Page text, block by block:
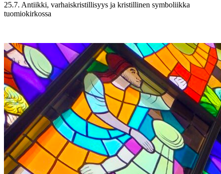
25.7. Antiikki, varhaiskristillisyys ja kristillinen symboliikka
tuomiokirkossa